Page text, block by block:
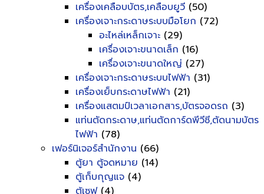
เครื่องเคลือบบัตร,เคลือบยูวี (50)
เครื่องเจาะกระดาษระบบมือโยก (72)
อะไหล่เหล็กเจาะ (29)
เครื่องเจาะขนาดเล็ก (16)
เครื่องเจาะขนาดใหญ่ (27)
เครื่องเจาะกระดาษระบบไฟฟ้า (31)
เครื่องเย็บกระดาษไฟฟ้า (21)
เครื่องแสตมป์เวลาเอกสาร,บัตรจอดรถ (3)
แท่นตัดกระดาษ,แท่นตัดการ์ดพีวีซี,ตัดนามบัตร
ไฟฟ้า (78)
เฟอร์นิเจอร์สำนักงาน (66)
ตู้ยา ตู้จดหมาย (14)
ตู้เก็บกุญแจ (4)
ตู้เซฟ(4)